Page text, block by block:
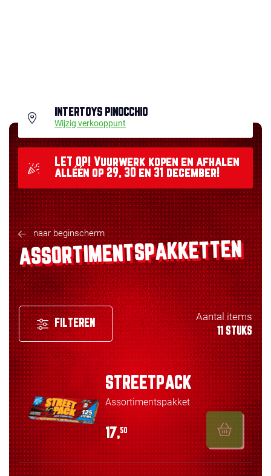
INTERTOYS PINOCCHIO
Wijzig verkooppunt
LET OP! Vuurwerk kopen en afhalen
alléén op 29, 30 en 31 december!
naar beginscherm
ASSORTIMENTSPAKKETTEN
FILTEREN
Aantal items
11 STUKS
STREETPACK
Assortimentspakket
17,50